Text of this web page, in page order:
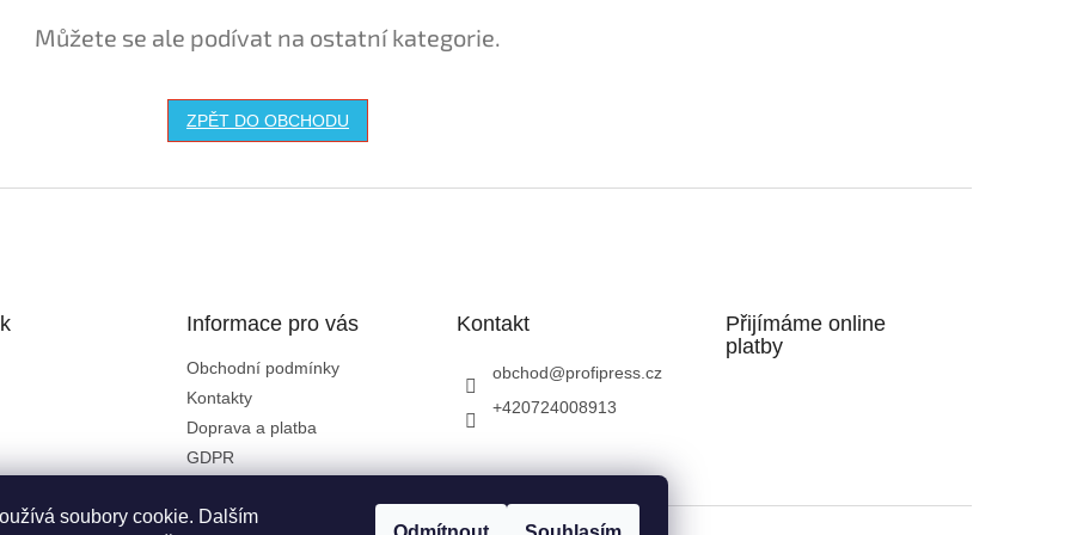
soubory cookie. Dalším
Můžete se ale podívat na ostatní kategorie.
ZPĚT DO OBCHODU
Informace pro vás
Obchodní podmínky
Kontakty
Doprava a platba
GDPR
Kontakt
obchod@profipress.cz
+420724008913
Přijímáme online
platby